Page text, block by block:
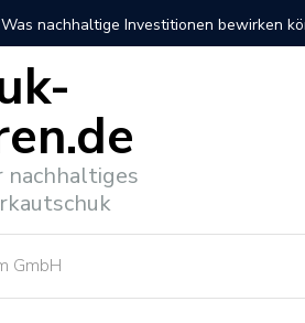
NABU fordert mehr nachhaltige
nachhaltiges
GmbH